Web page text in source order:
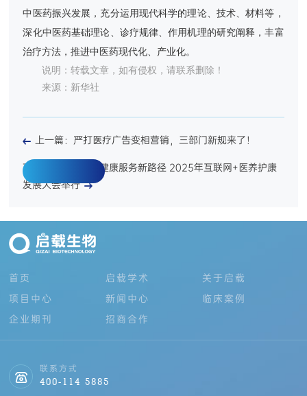
中医药振兴发展，充分运用现代科学的理论、技术、材料等，
深化中医药基础理论、诊疗规律、作用机理的研究阐释，丰富
治疗方法，推进中医药现代化、产业化。
说明：转载文章，如有侵权，请联系删除！
来源：新华社
上一篇：严打医疗广告变相营销，三部门新规来了！
下一篇：共议智慧健康服务新路径 2025年互联网+医养护康
发展大会举行
首页 启载学术
关于启载
项目中心
新闻中心
临床案例
企业期刊
招商合作
联系方式
400-114 5885